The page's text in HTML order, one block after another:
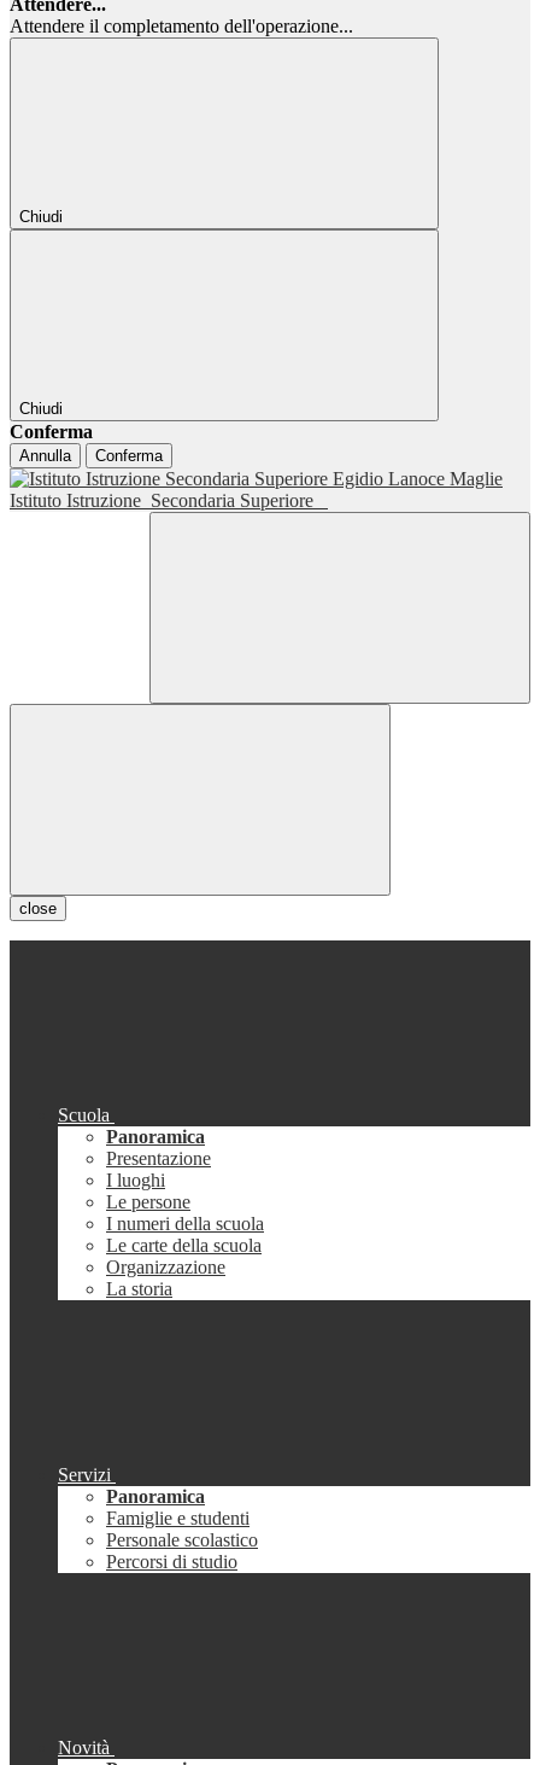
Attendere...
Attendere il completamento dell'operazione...
Chiudi
Chiudi
Conferma
Annulla Conferma
Istituto Istruzione Secondaria Superiore
close
Scuola
Panoramica
Presentazione
I luoghi
Le persone
I numeri della scuola
Le carte della scuola
Organizzazione
La storia
Servizi
Panoramica
Famiglie e studenti
Personale scolastico
Percorsi di studio
Novità